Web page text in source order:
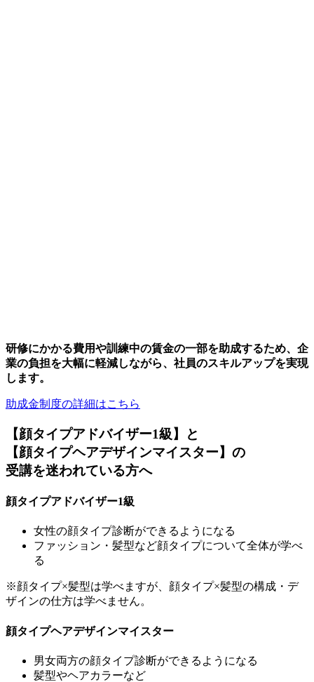
研修にかかる費用や訓練中の賃金の一部を助成するため、企
業の負担を大幅に軽減しながら、社員のスキルアップを実現
します。
助成金制度の詳細はこちら
【顔タイプアドバイザー1級】
と
【顔タイプヘアデザインマイスター】 の
受講を迷われている方へ
顔タイプアドバイザー1級
女性の顔タイプ診断ができるようになる
ファッション・髪型など顔タイプについて全体が学べ
る
※顔タイプ×髪型は学べますが、顔タイプ×髪型の構成・デ
ザインの仕方は学べません。
顔タイプヘアデザインマイスター
男女両方の顔タイプ診断ができるようになる
髪型やヘアカラーなど